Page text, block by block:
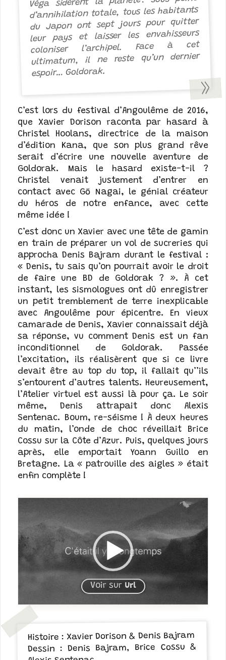
d’annihilation totale, tous les habitants
du Japon ont sept jours pour quitter
leur pays et laisser les envahisseurs
coloniser l’archipel. Face à cet
ultimatum, il ne reste qu’un dernier
espoir… Goldorak.
C’est lors du festival d’Angoulême de 2016,
que Xavier Dorison raconta par hasard à
Christel Hoolans, directrice de la maison
d’édition Kana, que son plus grand rêve
serait d’écrire une nouvelle aventure de
Goldorak. Mais le hasard existe-t-il ?
Christel venait justement d’entrer en
contact avec Gō Nagai, le génial créateur
du héros de notre enfance, avec cette
même idée !
C’est donc un Xavier avec une tête de gamin
en train de préparer un vol de sucreries qui
approcha Denis Bajram durant le festival :
« Denis, tu sais qu’on pourrait avoir le droit
de faire une BD de Goldorak ? ». À cet
instant, les sismologues ont dû enregistrer
un petit tremblement de terre inexplicable
avec Angoulême pour épicentre. En vieux
camarade de Denis, Xavier connaissait déjà
sa réponse, vu comment Denis est un fan
inconditionnel de Goldorak. Passée
l’excitation, ils réalisèrent que si ce livre
devait être au top du top, il fallait qu’’ils
s’entourent d’autres talents. Heureusement,
l’Atelier virtuel est aussi là pour ça. Le soir
même, Denis attrapait donc Alexis
Sentenac. Boum, re-séisme ! À deux heures
du matin, l’onde de choc réveillait Brice
Cossu sur la Côte d’Azur. Puis, quelques jours
après, elle emportait Yoann Guillo en
Bretagne. La « patrouille des aigles » était
enfin complète !
Voir sur Url
Histoire : Xavier Dorison & Denis Bajram
Dessin : Denis Bajram, Brice Cossu &